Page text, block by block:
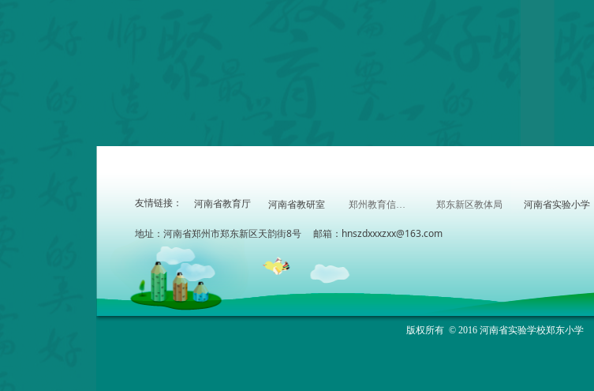
地址：河南省郑州市郑东新区天韵街8号 邮箱：hnszdxxxzxx@163.com
版权所有 © 2016 河南省实验学校郑东小学
河南省实验小学
郑东新区教体局
友情链接： 郑州教育信息网
河南省教育厅 河南省教研室